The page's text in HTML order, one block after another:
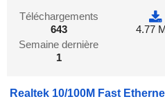
Téléchargements
643
Semaine dernière
1
4.77
Realtek 10/100M Fast